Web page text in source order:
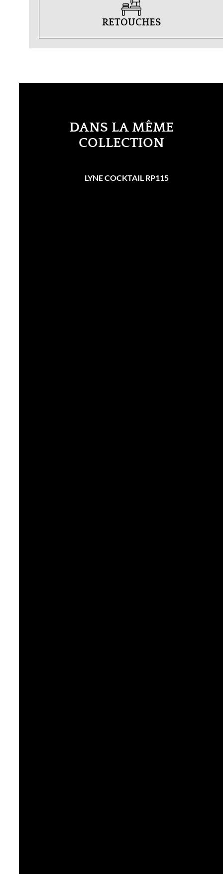
RETOUCHES
DANS LA MÊME
COLLECTION
LYNE COCKTAIL RP115